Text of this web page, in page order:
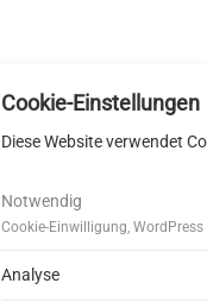
Cookie-Einstellungen
Diese Website verwendet
Notwendig
Cookie-Einwilligung,
Analyse